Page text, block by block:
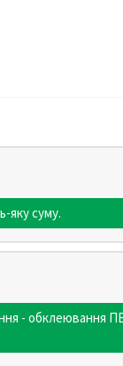
яку суму.
- обклеювання